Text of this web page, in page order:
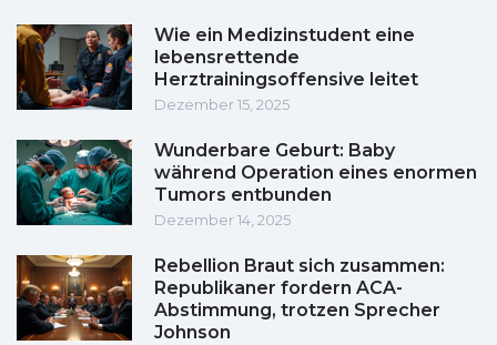
Wie ein Medizinstudent eine
lebensrettende
Herztrainingsoffensive leitet
Dezember 15, 2025
Wunderbare Geburt: Baby
während Operation eines enormen
Tumors entbunden
Dezember 14, 2025
Rebellion Braut sich zusammen:
Republikaner fordern ACA-
Abstimmung, trotzen Sprecher
Johnson